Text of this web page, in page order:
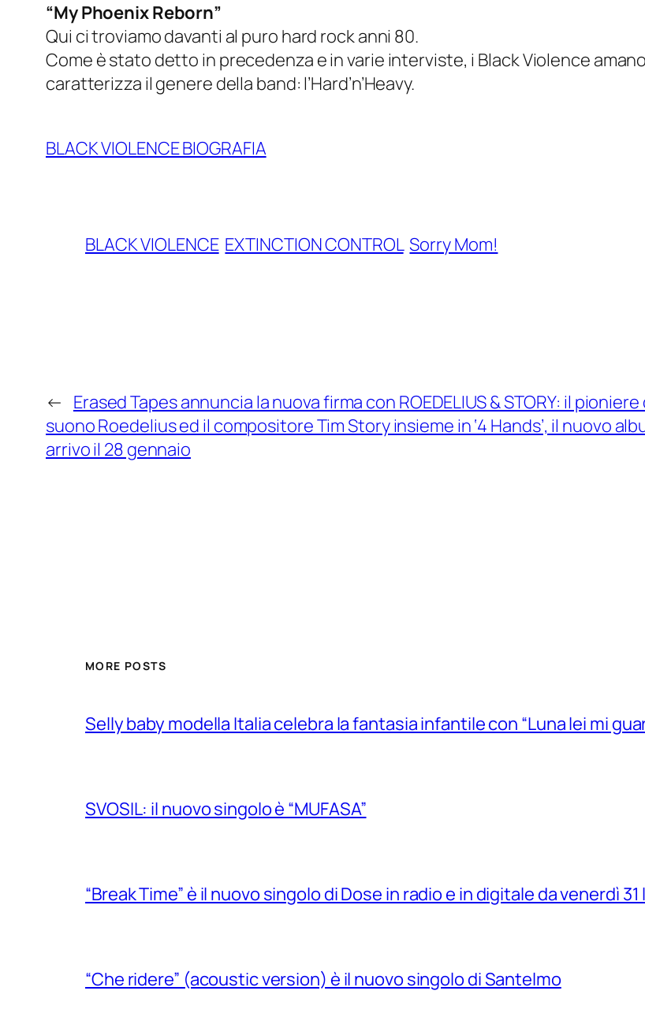
“My Phoenix Reborn”
Qui ci troviamo davanti al puro hard rock anni 80.
Come è stato detto in precedenza e in varie interviste, i Black Violence
caratterizza il genere della band: l’Hard’n’Heavy.
BLACK VIOLENCE BIOGRAFIA
BLACK VIOLENCE EXTINCTION CONTROL Sorry Mom!
← Erased Tapes annuncia la nuova firma con ROEDELIUS & STORY: il pioniere
suono Roedelius ed il compositore Tim Story insieme in ‘4 Hands’, il nuovo
arrivo il 28 gennaio
MORE POSTS
Selly baby modella Italia celebra la fantasia infantile con “Luna lei mi
SVOSIL: il nuovo singolo è “MUFASA”
“Break Time” è il nuovo singolo di Dose in radio e in digitale da venerdì
“Che ridere” (acoustic version) è il nuovo singolo di Santelmo